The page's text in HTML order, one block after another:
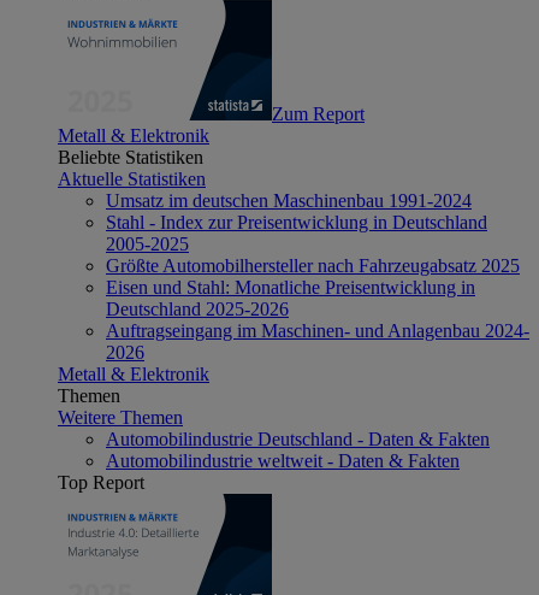
Zum Report
Metall & Elektronik
Beliebte Statistiken
Aktuelle Statistiken
Umsatz im deutschen Maschinenbau 1991-2024
Stahl - Index zur Preisentwicklung in Deutschland
2005-2025
Größte Automobilhersteller nach Fahrzeugabsatz 2025
Eisen und Stahl: Monatliche Preisentwicklung in
Deutschland 2025-2026
Auftragseingang im Maschinen- und Anlagenbau 2024-
2026
Metall & Elektronik
Themen
Weitere Themen
Automobilindustrie Deutschland - Daten & Fakten
Automobilindustrie weltweit - Daten & Fakten
Top Report